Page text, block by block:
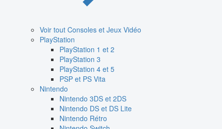
Voir tout Consoles et Jeux Vidéo
PlayStation
PlayStation 1 et 2
PlayStation 3
PlayStation 4 et 5
PSP et PS Vita
Nintendo
Nintendo 3DS et 2DS
Nintendo DS et DS Lite
Nintendo Rétro